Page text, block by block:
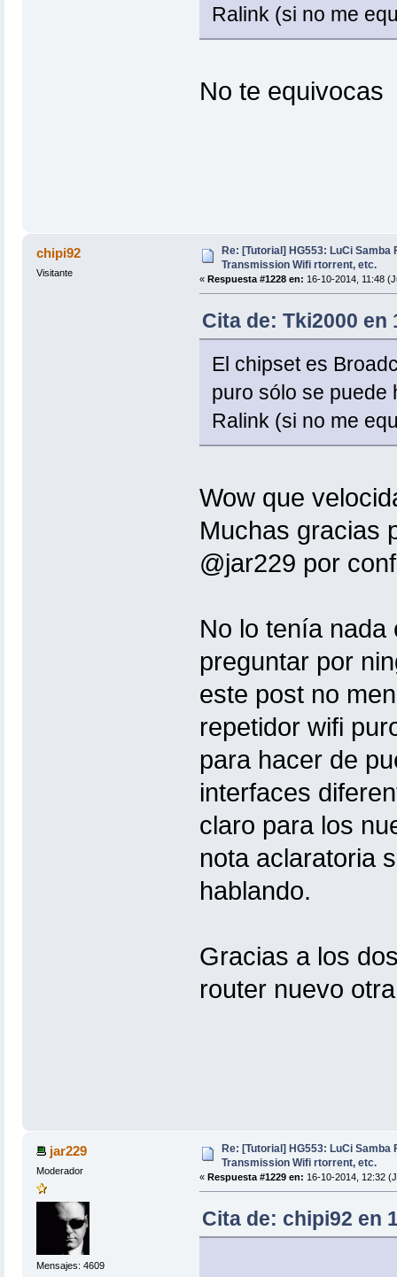
Ralink (si no me
No te equivocas
chipi92
Visitante
Re: [Tutorial] HG553: LuCi Samba
Transmission Wifi rtorrent, etc.
« Respuesta #1228 en: 16-10-2014, 11:48
Cita de: Tki2000 en
El chipset es
puro sólo se puede
Ralink (si no me
Wow que
Muchas gracias
@jar229 por
No lo tenía
preguntar por
este post no
repetidor wifi
para hacer de
interfaces
claro para los
nota aclaratoria
hablando.
Gracias a los
router nuevo
jar229
Moderador
Mensajes: 4609
Re: [Tutorial] HG553: LuCi Samba
Transmission Wifi rtorrent, etc.
« Respuesta #1229 en: 16-10-2014, 12:32
Cita de: chipi92 en